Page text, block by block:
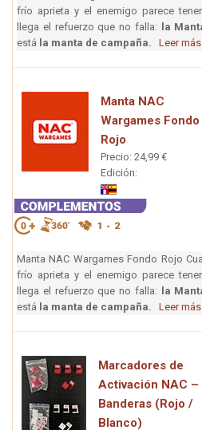
frío aprieta y el enemigo parece
llega el refuerzo que no falla: la
está la manta de campaña. Leer más
Manta NAC
Wargames Fondo
Rojo
Precio: 24,99 €
Edición:
Manta NAC Wargames Fondo Rojo
frío aprieta y el enemigo parece
llega el refuerzo que no falla:
la
está la manta de campaña. Leer más
Marcadores de
Activación NAC –
Banderas (Rojo /
Blanco)